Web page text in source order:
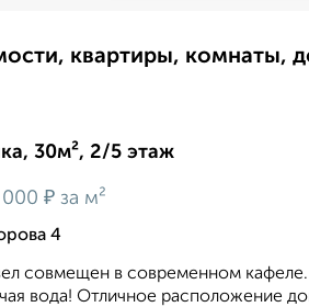
квартиры, комнаты,
30м², 2/5 этаж
₽ за м²
4
совмещен в современном
вода! Отличное расположение